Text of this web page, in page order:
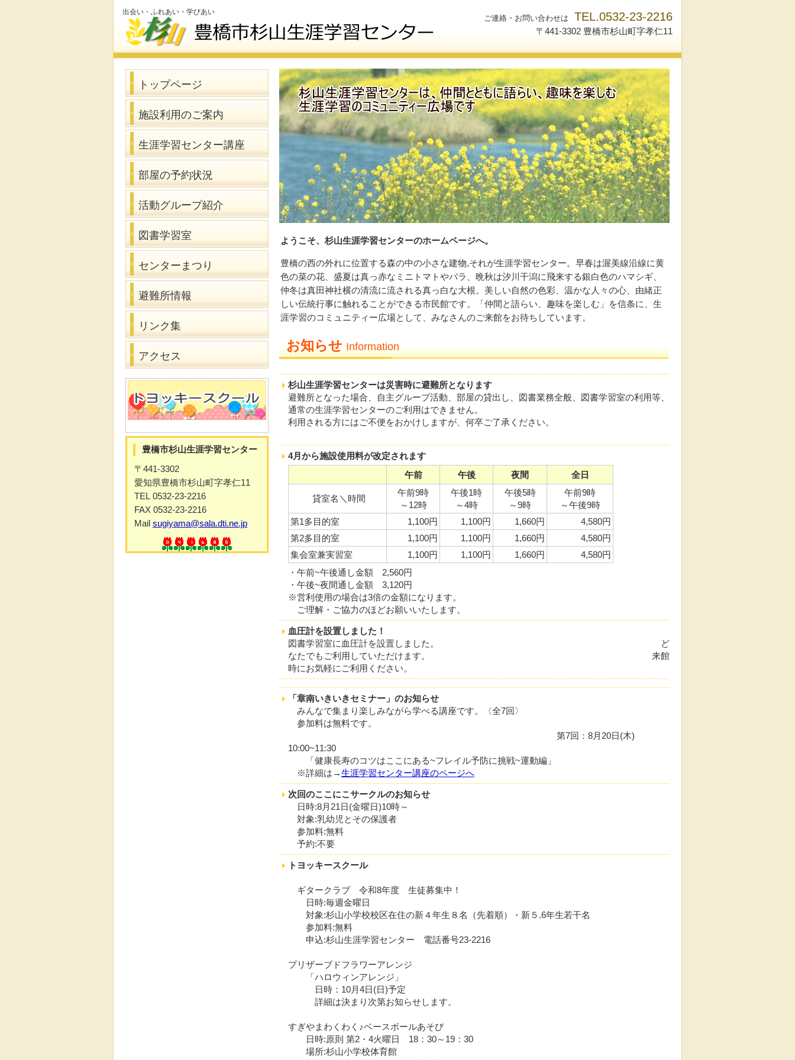
出会い・ふれあい・学びあい
ご連絡・お問い合わせは TEL.0532-23-2216
〒441-3302 豊橋市杉山町字孝仁11
ようこそ、杉山生涯学習センターのホームページへ。
豊橋の西の外れに位置する森の中の小さな建物,それが生涯学習センター。早春は渥美線沿線に黄
色の菜の花、盛夏は真っ赤なミニトマトやバラ、晩秋は汐川干潟に飛来する銀白色のハマシギ、
仲冬は真田神社横の清流に流される真っ白な大根。美しい自然の色彩、温かな人々の心、由緒正
しい伝統行事に触れることができる市民館です。「仲間と語らい、趣味を楽しむ」を信条に、生
涯学習のコミュニティー広場として、みなさんのご来館をお待ちしています。
お知らせ Information
杉山生涯学習センターは災害時に避難所となります
避難所となった場合、自主グループ活動、部屋の貸出し、図書業務全般、図書学習室の利用等、
通常の生涯学習センターのご利用はできません。
利用される方にはご不便をおかけしますが、何卒ご了承ください。
4月から施設使用料が改定されます
午前
午後 夜間 全日
貸室名＼時間
午前9時
～12時
午後1時
～4時
午後5時
～9時
午前9時
～午後9時
第1多目的室
1,100円 1,100円 1,660円
4,580円
第2多目的室
1,100円 1,100円 1,660円
4,580円
集会室兼実習室
1,100円 1,100円 1,660円
4,580円
・午前~午後通し金額 2,560円
・午後~夜間通し金額 3,120円
※営利使用の場合は3倍の金額になります。
ご理解・ご協力のほどお願いいたします。
血圧計を設置しました！
図書学習室に血圧計を設置しました。 ど
なたでもご利用していただけます。 来館
時にお気軽にご利用ください。
「章南いきいきセミナー」のお知らせ
みんなで集まり楽しみながら学べる講座です。〈全7回〉
参加料は無料です。
第7回：8月20日(木)
10:00~11:30
「健康長寿のコツはここにある~フレイル予防に挑戦~運動編」
※詳細は→生涯学習センター講座のページへ
次回のここにこサークルのお知らせ
日時:8月21日(金曜日)10時～
対象:乳幼児とその保護者
参加料:無料
予約:不要
トヨッキースクール
ギタークラブ 令和8年度 生徒募集中！
日時:毎週金曜日
対象:杉山小学校校区在住の新４年生８名（先着順）・新５.6年生若干名
参加料:無料
申込:杉山生涯学習センター 電話番号23-2216
プリザーブドフラワーアレンジ
「ハロウィンアレンジ」
日時：10月4日(日)予定
詳細は決まり次第お知らせします。
すぎやまわくわく♪ベースボールあそび
日時:原則 第2・4火曜日 18：30～19：30
場所:杉山小学校体育館
トップページ
施設利用のご案内
生涯学習センター講座
部屋の予約状況
活動グループ紹介
図書学習室
センターまつり
避難所情報
リンク集
アクセス
豊橋市杉山生涯学習センター
〒441-3302
愛知県豊橋市杉山町字孝仁11
TEL 0532-23-2216
FAX 0532-23-2216
Mail sugiyama@sala.dti.ne.jp